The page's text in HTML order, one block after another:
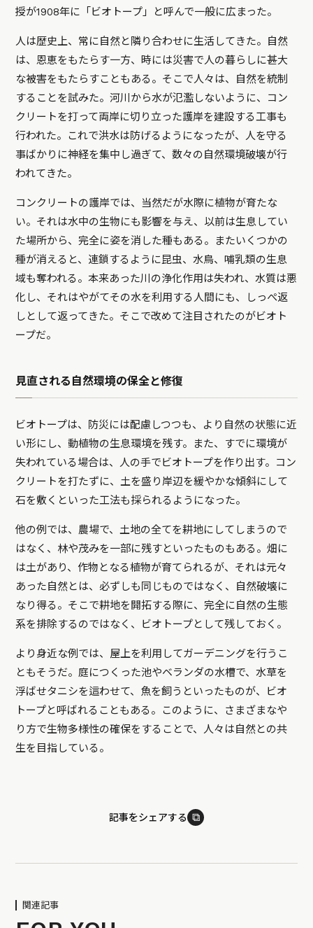
授が1908年に「ビオトープ」と呼んで一般に広まった。
人は歴史上、常に自然と隣り合わせに生活してきた。自然
は、恩恵をもたらす一方、時には災害で人の暮らしに甚大
な被害をもたらすこともある。そこで人々は、自然を統制
することを試みた。河川から水が氾濫しないように、コン
クリートを打って両岸に切り立った護岸を建設する工事も
行われた。これで洪水は防げるようになったが、人を守る
事ばかりに神経を集中し過ぎて、数々の自然環境破壊が行
われてきた。
コンクリートの護岸では、当然だが水際に植物が育たな
い。それは水中の生物にも影響を与え、以前は生息してい
た場所から、完全に姿を消した種もある。またいくつかの
種が消えると、連鎖するように昆虫、水鳥、哺乳類の生息
域も奪われる。本来あった川の浄化作用は失われ、水質は悪
化し、それはやがてその水を利用する人間にも、しっぺ返
しとして返ってきた。そこで改めて注目されたのがビオト
ープだ。
見直される自然環境の保全と修復
ビオトープは、防災には配慮しつつも、より自然の状態に近
い形にし、動植物の生息環境を残す。また、すでに環境が
失われている場合は、人の手でビオトープを作り出す。コン
クリートを打たずに、土を盛り岸辺を緩やかな傾斜にして
石を敷くといった工法も採られるようになった。
他の例では、農場で、土地の全てを耕地にしてしまうので
はなく、林や茂みを一部に残すといったものもある。畑に
は土があり、作物となる植物が育てられるが、それは元々
あった自然とは、必ずしも同じものではなく、自然破壊に
なり得る。そこで耕地を開拓する際に、完全に自然の生態
系を排除するのではなく、ビオトープとして残しておく。
より身近な例では、屋上を利用してガーデニングを行うこ
ともそうだ。庭につくった池やベランダの水槽で、水草を
浮ばせタニシを這わせて、魚を飼うといったものが、ビオ
トープと呼ばれることもある。このように、さまざまなや
り方で生物多様性の確保をすることで、人々は自然との共
生を目指している。
記事をシェアする ⧉
関連記事